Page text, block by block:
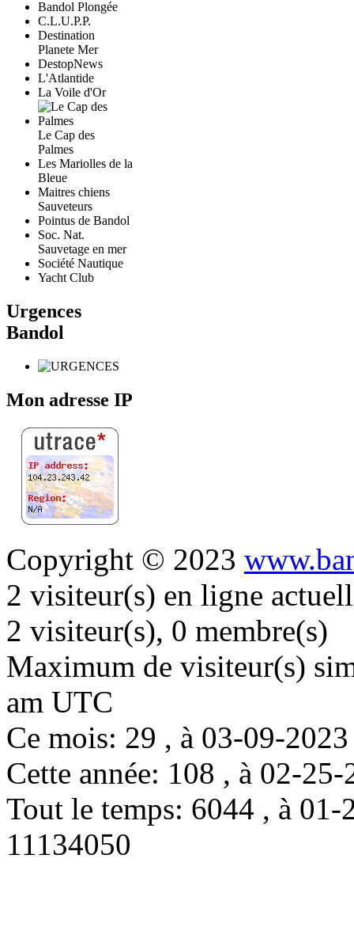
Bandol Plongée
C.L.U.P.P.
Destination
Planete Mer
DestopNews
L'Atlantide
La Voile d'Or
Le Cap des
Palmes
Les Mariolles de la
Bleue
Maitres chiens
Sauveteurs
Pointus de Bandol
Soc. Nat.
Sauvetage en mer
Société Nautique
Yacht Club
Urgences
Bandol
Mon adresse IP
Copyright © 2023
2 visiteur(s) en ligne
2 visiteur(s), 0 membre(s)
Maximum de visiteur(s)
am UTC
Ce mois: 29 , à 03-09-
Cette année: 108 , à 02-
Tout le temps: 6044 , à
11134050